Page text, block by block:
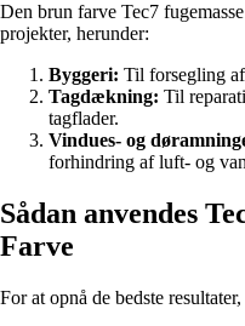
Den brun farve Tec7
projekter, herunder:
Byggeri: Til forsegling
Tagdækning: Til
tagflader.
Vindues- og
forhindring af luft- og
Sådan anvendes
Farve
For at opnå de bedste